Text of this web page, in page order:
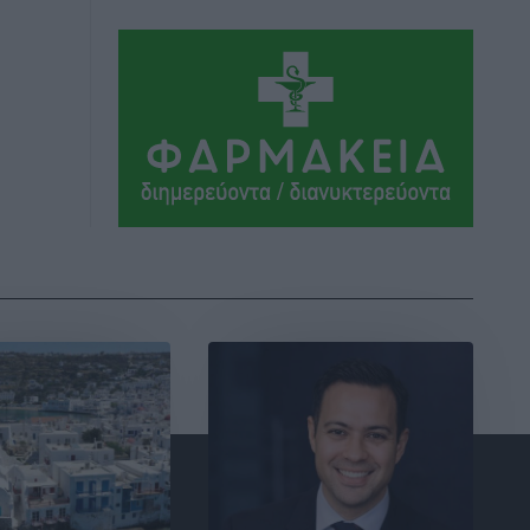
πριν 7 ώρες
ΣΕΤΕ: Σημαντική θεσμική εξέλιξη η
ΚΥΑ για το ΕΧΠ για τον τουρισμό
Ειδήσεις• πριν 7 ώρες
συνεργασία Ρόδου με το Αττικόν για το
Ακτινοθεραπευτικό
Τοπικές Ειδήσεις
Σούπερ μάρκετ: Διευρύνεται η εθνική
πρωτοβουλία για τις τιμές – Eρχονται
νέες συμμετοχές εταιρειών